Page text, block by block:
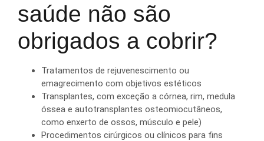
saúde não são
obrigados a cobrir?
Tratamentos de rejuvenescimento ou
emagrecimento com objetivos estéticos
Transplantes, com exceção a córnea, rim, medula
óssea e autotransplantes osteomiocutâneos,
como enxerto de ossos, músculo e pele)
Procedimentos cirúrgicos ou clínicos para fins